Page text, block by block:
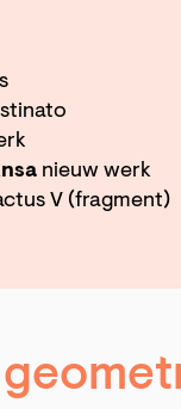
nieuw werk
V (fragment)